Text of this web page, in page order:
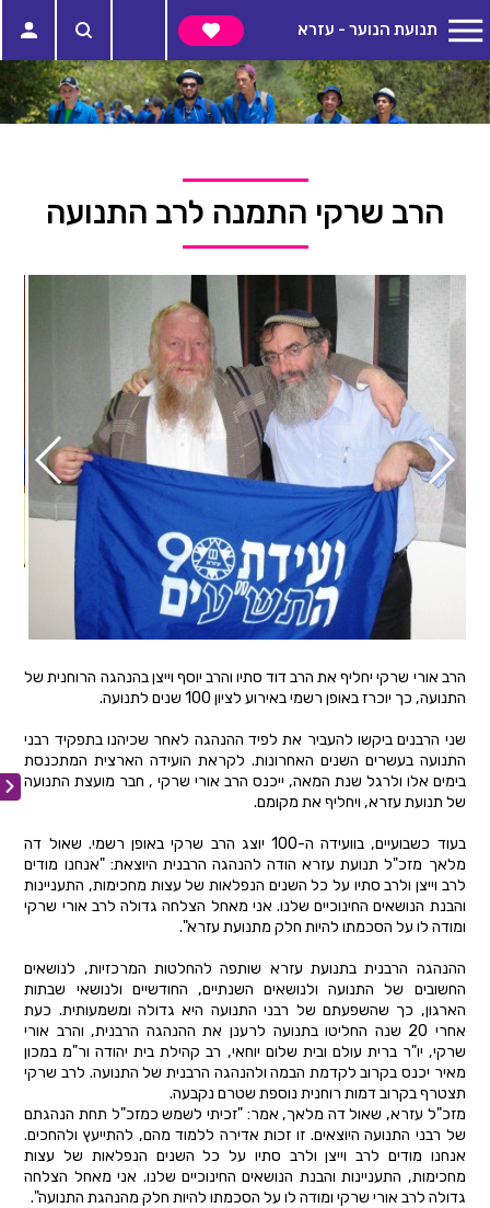
תנועת הנוער - עזרא
הרב שרקי התמנה לרב התנועה
הרב אורי שרקי יחליף את הרב דוד סתיו והרב יוסף וייצן בהנהגה הרוחנית של
התנועה, כך יוכרז באופן רשמי באירוע לציון 100 שנים לתנועה.
שני הרבנים ביקשו להעביר את לפיד ההנהגה לאחר שכיהנו בתפקיד רבני
התנועה בעשרים השנים האחרונות. לקראת הועידה הארצית המתכנסת
בימים אלו ולרגל שנת המאה, ייכנס הרב אורי שרקי , חבר מועצת התנועה
של תנועת עזרא, ויחליף את מקומם.
בעוד כשבועיים, בוועידה ה-100 יוצג הרב שרקי באופן רשמי. שאול דה
מלאך מזכ"ל תנועת עזרא הודה להנהגה הרבנית היוצאת: "אנחנו מודים
לרב וייצן ולרב סתיו על כל השנים הנפלאות של עצות מחכימות, התעניינות
והבנת הנושאים החינוכיים שלנו. אני מאחל הצלחה גדולה לרב אורי שרקי
ומודה לו על הסכמתו להיות חלק מתנועת עזרא".
ההנהגה הרבנית בתנועת עזרא שותפה להחלטות המרכזיות, לנושאים
החשובים של התנועה ולנושאים השנתיים, החודשיים ולנושאי שבתות
הארגון, כך שהשפעתם של רבני התנועה היא גדולה ומשמעותית. כעת
אחרי 20 שנה החליטו בתנועה לרענן את ההנהגה הרבנית, והרב אורי
שרקי, יו"ר ברית עולם ובית שלום יוחאי, רב קהילת בית יהודה ור"מ במכון
מאיר יכנס בקרוב לקדמת הבמה ולהנהגה הרבנית של התנועה. לרב שרקי
תצטרף בקרוב דמות רוחנית נוספת שטרם נקבעה.
מזכ"ל עזרא, שאול דה מלאך, אמר: "זכיתי לשמש כמזכ"ל תחת הנהגתם
של רבני התנועה היוצאים. זו זכות אדירה ללמוד מהם, להתייעץ ולהחכים.
אנחנו מודים לרב וייצן ולרב סתיו על כל השנים הנפלאות של עצות
מחכימות, התעניינות והבנת הנושאים החינוכיים שלנו. אני מאחל הצלחה
גדולה לרב אורי שרקי ומודה לו על הסכמתו להיות חלק מהנהגת התנועה".